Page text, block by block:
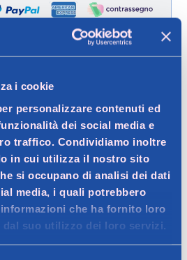
i cookie
personalizzare contenuti ed
dei social media e
traffico. Condividiamo inoltre
in cui utilizza il nostro sito
si occupano di analisi dei dati
media, i quali potrebbero
che ha fornito loro
suo utilizzo dei loro servizi.
partire da 49 €
per i clienti registrati